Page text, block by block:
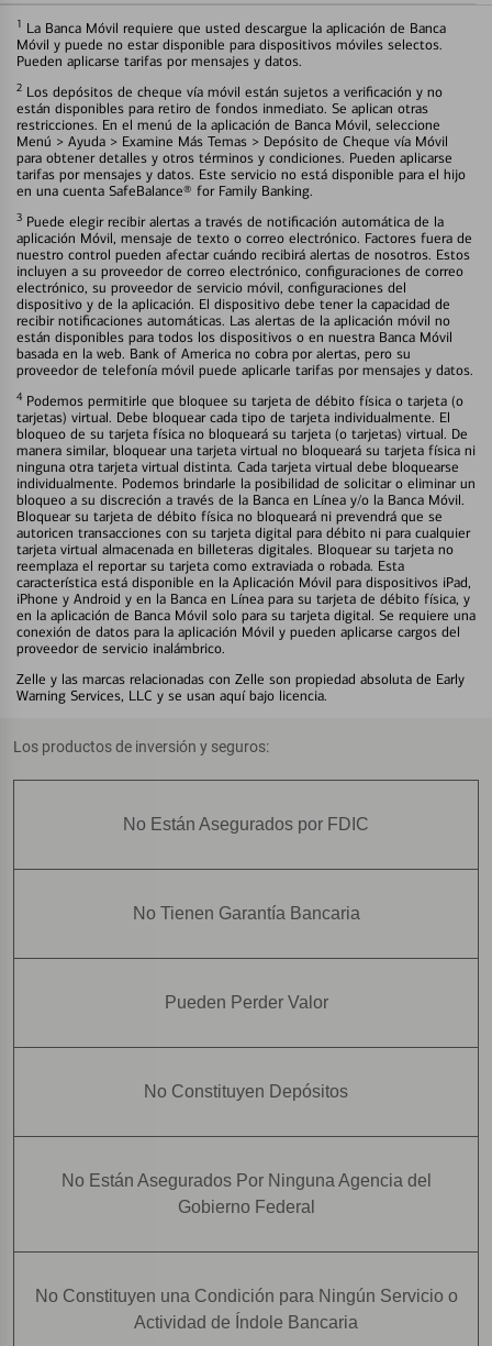
1 La Banca Móvil requiere que usted descargue la aplicación de Banca
Móvil y puede no estar disponible para dispositivos móviles selectos.
Pueden aplicarse tarifas por mensajes y datos.
2 Los depósitos de cheque vía móvil están sujetos a verificación y no
están disponibles para retiro de fondos inmediato. Se aplican otras
restricciones. En el menú de la aplicación de Banca Móvil, seleccione
Menú > Ayuda > Examine Más Temas > Depósito de Cheque vía Móvil
para obtener detalles y otros términos y condiciones. Pueden aplicarse
tarifas por mensajes y datos. Este servicio no está disponible para el hijo
en una cuenta SafeBalance® for Family Banking.
3 Puede elegir recibir alertas a través de notificación automática de la
aplicación Móvil, mensaje de texto o correo electrónico. Factores fuera de
nuestro control pueden afectar cuándo recibirá alertas de nosotros. Estos
incluyen a su proveedor de correo electrónico, configuraciones de correo
electrónico, su proveedor de servicio móvil, configuraciones del
dispositivo y de la aplicación. El dispositivo debe tener la capacidad de
recibir notificaciones automáticas. Las alertas de la aplicación móvil no
están disponibles para todos los dispositivos o en nuestra Banca Móvil
basada en la web. Bank of America no cobra por alertas, pero su
proveedor de telefonía móvil puede aplicarle tarifas por mensajes y datos.
4 Podemos permitirle que bloquee su tarjeta de débito física o tarjeta (o
tarjetas) virtual. Debe bloquear cada tipo de tarjeta individualmente. El
bloqueo de su tarjeta física no bloqueará su tarjeta (o tarjetas) virtual. De
manera similar, bloquear una tarjeta virtual no bloqueará su tarjeta física ni
ninguna otra tarjeta virtual distinta. Cada tarjeta virtual debe bloquearse
individualmente. Podemos brindarle la posibilidad de solicitar o eliminar un
bloqueo a su discreción a través de la Banca en Línea y/o la Banca Móvil.
Bloquear su tarjeta de débito física no bloqueará ni prevendrá que se
autoricen transacciones con su tarjeta digital para débito ni para cualquier
tarjeta virtual almacenada en billeteras digitales. Bloquear su tarjeta no
reemplaza el reportar su tarjeta como extraviada o robada. Esta
característica está disponible en la Aplicación Móvil para dispositivos iPad,
iPhone y Android y en la Banca en Línea para su tarjeta de débito física, y
en la aplicación de Banca Móvil solo para su tarjeta digital. Se requiere una
conexión de datos para la aplicación Móvil y pueden aplicarse cargos del
proveedor de servicio inalámbrico.
Zelle y las marcas relacionadas con Zelle son propiedad absoluta de Early
Warning Services, LLC y se usan aquí bajo licencia.
Los productos de inversión y seguros:
No Están Asegurados por FDIC
No Tienen Garantía Bancaria
Pueden Perder Valor
No Constituyen Depósitos
No Están Asegurados Por Ninguna Agencia del
Gobierno Federal
No Constituyen una Condición para Ningún Servicio o
Actividad de Índole Bancaria